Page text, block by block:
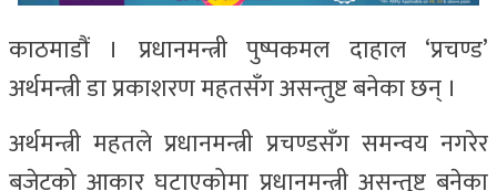
काठमाडौं । प्रधानमन्त्री पुष्पकमल दाहाल ‘प्रचण्ड’
अर्थमन्त्री डा प्रकाशरण महतसँग असन्तुष्ट बनेका छन् ।
अर्थमन्त्री महतले प्रधानमन्त्री प्रचण्डसँग समन्वय नगरेर
बजेटको आकार घटाएकोमा प्रधानमन्त्री असन्तुष्ट बनेका